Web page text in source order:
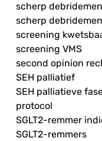
scherp
scherp
screening
screening VMS
second opinion
SEH palliatief
SEH palliatieve
protocol
SGLT2-remmer
SGLT2-remmers